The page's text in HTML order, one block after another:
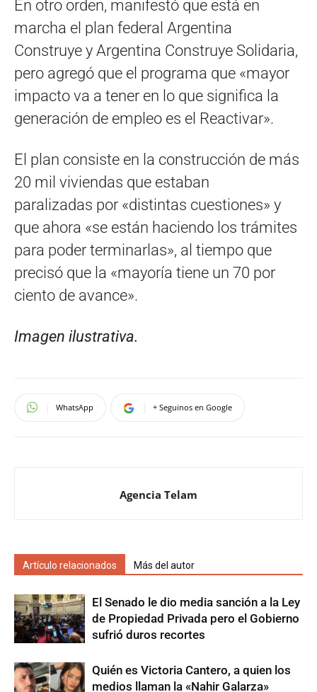
En otro orden, manifestó que está en
marcha el plan federal Argentina
Construye y Argentina Construye Solidaria,
pero agregó que el programa que «mayor
impacto va a tener en lo que significa la
generación de empleo es el Reactivar».
El plan consiste en la construcción de más
20 mil viviendas que estaban
paralizadas por «distintas cuestiones» y
que ahora «se están haciendo los trámites
para poder terminarlas», al tiempo que
precisó que la «mayoría tiene un 70 por
ciento de avance».
Imagen ilustrativa.
WhatsApp + Seguinos en Google
Agencia Telam
Artículo relacionados Más del autor
El Senado le dio media sanción a la Ley
de Propiedad Privada pero el Gobierno
sufrió duros recortes
Quién es Victoria Cantero, a quien los
medios llaman la «Nahir Galarza»